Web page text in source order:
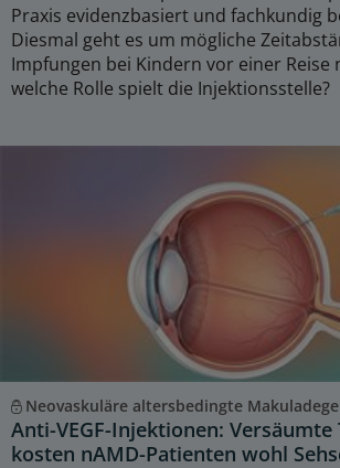
Praxis evidenzbasiert und fachkundig
Diesmal geht es um mögliche
Impfungen bei Kindern vor einer Reise
welche Rolle spielt die Injektionsstelle?
Neovaskuläre altersbedingte
Anti-VEGF-Injektionen: Versäumte
kosten nAMD-Patienten wohl